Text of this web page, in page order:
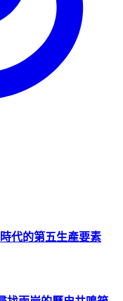
代的第五生產要素